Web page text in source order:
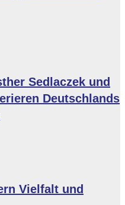
Sedlaczek und
Deutschlands
Vielfalt und